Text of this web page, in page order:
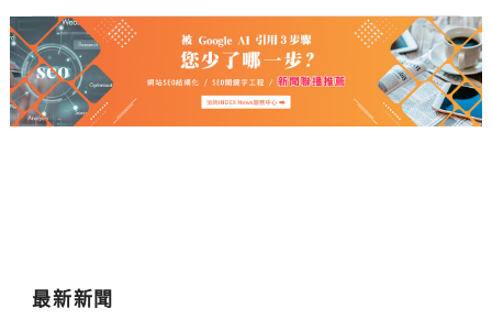
最新新聞